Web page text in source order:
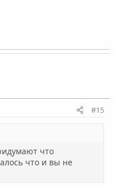
#15
что
что и вы не